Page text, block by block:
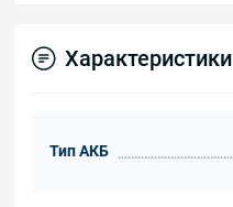
Характеристики
Тип АКБ